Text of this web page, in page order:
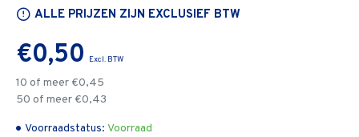
Voorraadstatus: Voorraad
€0,50
10 of meer €0,45
50 of meer €0,43
ALLE PRIJZEN ZIJN EXCLUSIEF BTW